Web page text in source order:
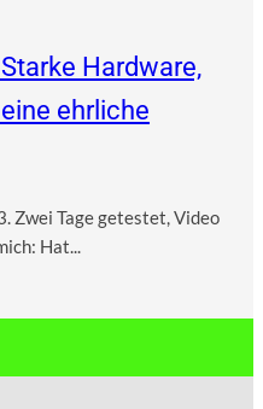
Hardware,
ehrliche
Zwei Tage getes­tet, Video
Hat...